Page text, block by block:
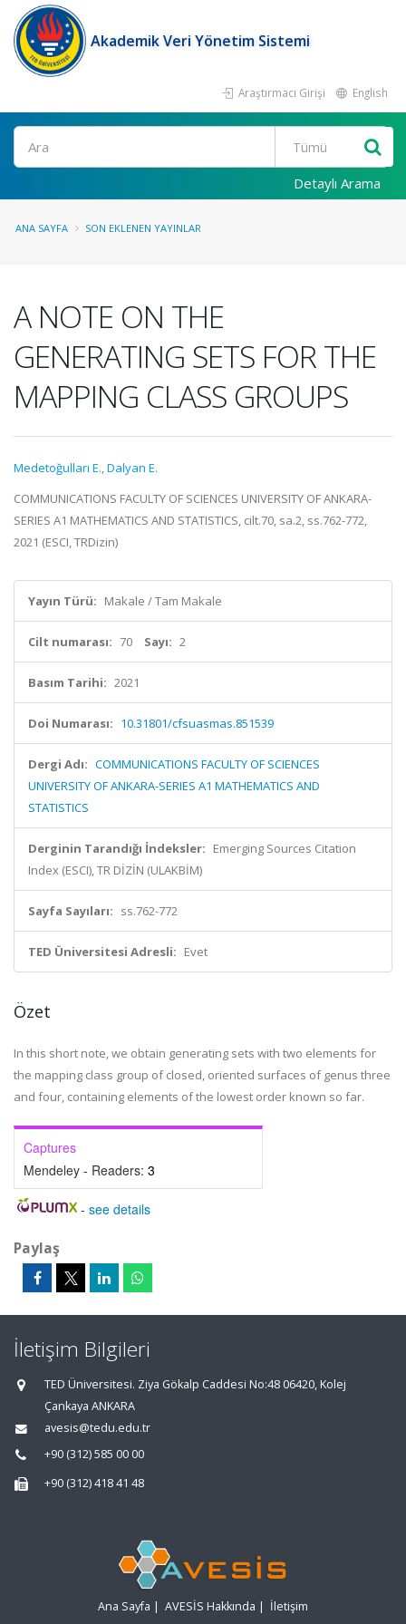
Akademik Veri Yönetim Sistemi
Araştırmacı Girişi English
Ara
Detaylı Arama
ANA SAYFA SON EKLENEN YAYINLAR
A NOTE ON THE
GENERATING SETS FOR THE
MAPPING CLASS GROUPS
Medetoğulları E.,Dalyan E.
COMMUNICATIONS FACULTY OF SCIENCES UNIVERSITY OF ANKARA-
SERIES A1 MATHEMATICS AND STATISTICS, cilt.70, sa.2, ss.762-772,
2021 (ESCI, TRDizin)
Yayın Türü: Makale / Tam Makale
Cilt numarası: 70 Sayı: 2
Basım Tarihi: 2021
Doi Numarası: 10.31801/cfsuasmas.851539
Dergi Adı: COMMUNICATIONS FACULTY OF SCIENCES
UNIVERSITY OF ANKARA-SERIES A1 MATHEMATICS AND
STATISTICS
Derginin Tarandığı İndeksler: Emerging Sources Citation
Index (ESCI), TR DİZİN (ULAKBİM)
Sayfa Sayıları: ss.762-772
TED Üniversitesi Adresli: Evet
Özet
In this short note, we obtain generating sets with two elements for
the mapping class group of closed, oriented surfaces of genus three
and four, containing elements of the lowest order known so far.
Captures
Mendeley - Readers: 3
- see details
Paylaş
İletişim Bilgileri
TED Üniversitesi. Ziya Gökalp Caddesi No:48 06420, Kolej
Çankaya ANKARA
avesis@tedu.edu.tr
+90 (312) 585 00 00
+90 (312) 418 41 48
Ana Sayfa | AVESİS Hakkında | İletişim